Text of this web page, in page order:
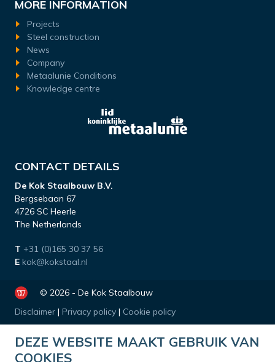
MORE INFORMATION
Projects
Steel construction
News
Company
Metaalunie Conditions
Knowledge centre
CONTACT DETAILS
De Kok Staalbouw B.V.
Bergsebaan 67
4726 SC Heerle
The Netherlands
T +31 (0)165 30 37 56
E kok@kokstaal.nl
© 2026 - De Kok Staalbouw
Disclaimer | Privacy policy | Cookie policy
DEZE WEBSITE MAAKT GEBRUIK VAN
COOKIES